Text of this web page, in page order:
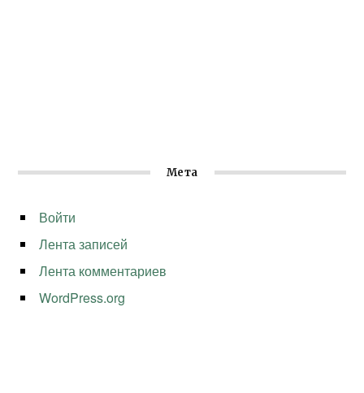
Мета
Войти
Лента записей
Лента комментариев
WordPress.org